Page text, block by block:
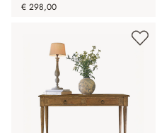
€ 298,00